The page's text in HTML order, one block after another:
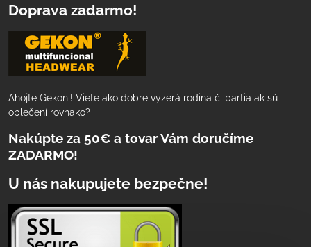
Doprava zadarmo!
Ahojte Gekoni! Viete ako dobre vyzerá rodina či partia ak sú
oblečení rovnako?
Nakúpte za 50€ a tovar Vám doručíme
ZADARMO!
U nás nakupujete bezpečne!